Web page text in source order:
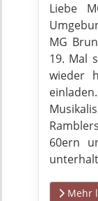
Liebe
MG
19. Mal
wieder
einladen.
60ern
Mehr